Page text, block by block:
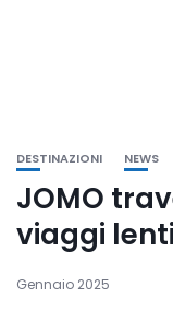
DESTINAZIONI NEWS
JOMO
viaggi
Gennaio 2025